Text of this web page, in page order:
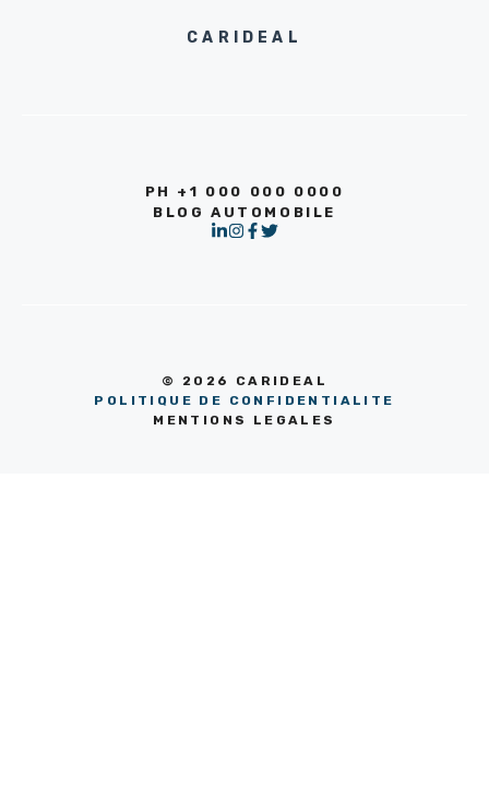
CARIDEAL
PH +1 000 000 0000
BLOG AUTOMOBILE
© 2026 CARIDEAL
POLITIQUE DE CONFIDENTIALITE
MENTIONS LEGALES